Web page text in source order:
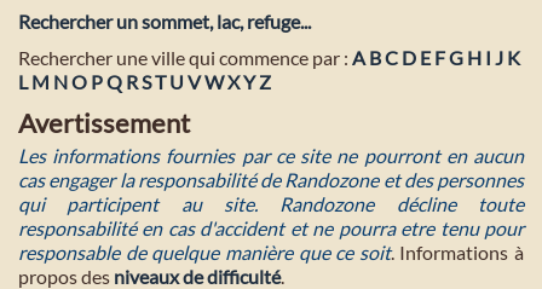
Rechercher un sommet, lac, refuge...
Rechercher une ville qui commence par : A BC D E FG H I J K
L M NO PQ RST U VWXYZ
Avertissement
Les informations fournies par ce site ne pourront en aucun
cas engager la responsabilité de Randozone et des personnes
qui participent au site. Randozone décline toute
responsabilité en cas d'accident et ne pourra etre tenu pour
responsable de quelque manière que ce soit. Informations à
propos des niveaux de difficulté.